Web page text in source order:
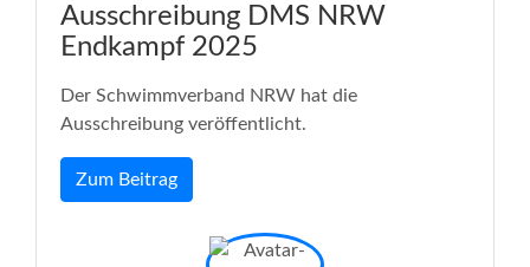
Ausschreibung DMS NRW
Endkampf 2025
Der Schwimmverband NRW hat die
Ausschreibung veröffentlicht.
Zum Beitrag